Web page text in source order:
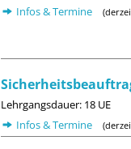
Infos & Termine
Lehrgangsdauer: 18 UE
Infos & Termine